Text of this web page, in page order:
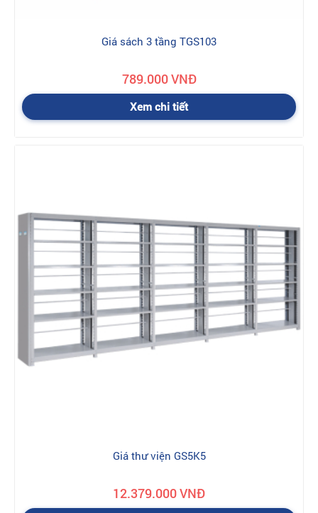
Giá sách 3 tầng TGS103
789.000 VNĐ
Xem chi tiết
Giá thư viện GS5K5
12.379.000 VNĐ